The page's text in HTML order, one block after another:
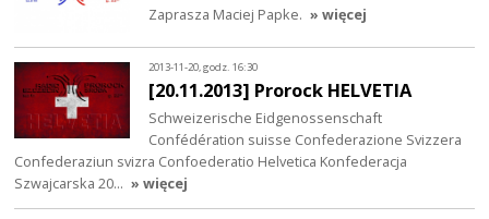
Zaprasza Maciej Papke. » więcej
2013-11-20, godz. 16:30
[20.11.2013] Prorock HELVETIA
Schweizerische Eidgenossenschaft
Confédération suisse Confederazione Svizzera
Confederaziun svizra Confoederatio Helvetica Konfederacja
Szwajcarska 20… » więcej